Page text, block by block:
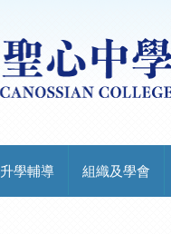
升學輔導 組織及學會